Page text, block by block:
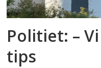
Politiet: –
tips